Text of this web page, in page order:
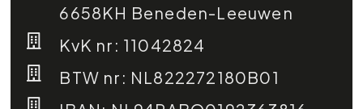
6658KH Beneden-Leeuwen
KvK nr: 11042824
BTW nr: NL822272180B01